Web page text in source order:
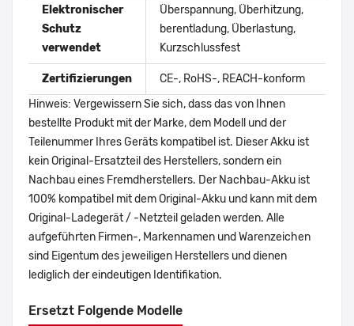
Elektronischer
Schutz
verwendet
Überspannung, Überhitzung,
berentladung, Überlastung,
Kurzschlussfest
Zertifizierungen
CE-, RoHS-, REACH-konform
Hinweis: Vergewissern Sie sich, dass das von Ihnen
bestellte Produkt mit der Marke, dem Modell und der
Teilenummer Ihres Geräts kompatibel ist. Dieser Akku ist
kein Original-Ersatzteil des Herstellers, sondern ein
Nachbau eines Fremdherstellers. Der Nachbau-Akku ist
100% kompatibel mit dem Original-Akku und kann mit dem
Original-Ladegerät / -Netzteil geladen werden. Alle
aufgeführten Firmen-, Markennamen und Warenzeichen
sind Eigentum des jeweiligen Herstellers und dienen
lediglich der eindeutigen Identifikation.
Ersetzt Folgende Modelle